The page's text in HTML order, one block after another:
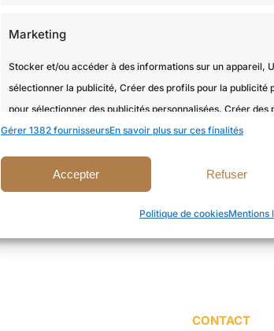
Marketing
Stocker et/ou accéder à des informations sur un appareil,
sélectionner la publicité, Créer des profils pour la publicité
pour sélectionner des publicités personnalisées, Créer des
Utiliser des profils pour sélectionner des contenus
Assurer la sécurité, prévenir et détecter la
Gérer 1382 fournisseursEn savoir plus sur ces finalités
Accepter Refuser
Politique de cookiesMentions
CONTACT